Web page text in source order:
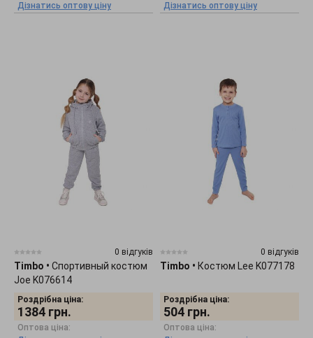
Дізнатись оптову ціну
Дізнатись оптову ціну
0 відгуків
Timbo • Спортивный костюм
Joe K076614
Роздрібна ціна:
1384 грн.
Оптова ціна:
0 відгуків
Timbo • Костюм Lee K077178
Роздрібна ціна:
504 грн.
Оптова ціна: